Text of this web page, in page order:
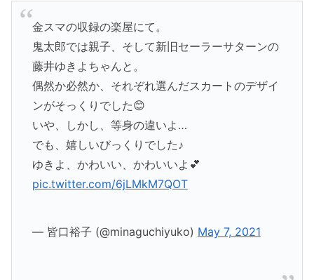
金スマの収録の楽屋にて。
鬼太郎では親子、そして新旧セーラーサターンの
藤井ゆきよちゃんと。
偶然か必然か、それぞれ選んだスカートのデザイ
ンがそっくりでした😊
いや、しかし、等身の違いよ…
でも、嬉しいびっくりでした♪
ゆきよ、かわいい、かわいいよ💕
pic.twitter.com/6jLMkM7QOT
— 皆口裕子 (@minaguchiyuko) May 7, 2021